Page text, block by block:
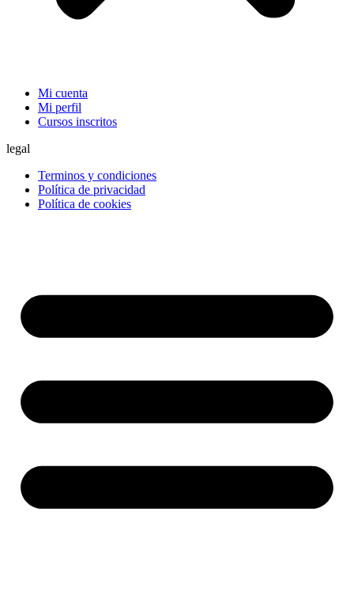
Mi cuenta
Mi perfil
Cursos inscritos
legal
Terminos y condiciones
Política de privacidad
Política de cookies